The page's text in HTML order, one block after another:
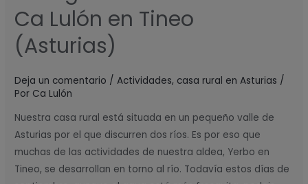
Ca Lulón en Tineo
(Asturias)
Deja un comentario /Actividades, casa rural en Asturias /
Por Ca Lulón
Nuestra casa rural está situada en un pequeño valle de
Asturias por el que discurren dos ríos. Es por eso que
muchas de las actividades de nuestra aldea, Yerbo en
Tineo, se desarrollan en torno al río. Todavía estos días de
avellanas
en
Ca
Lulón
Tineo